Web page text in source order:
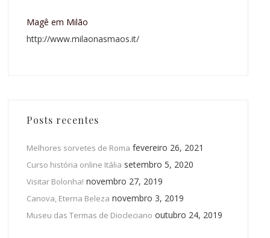
Magê em Milão
http://www.milaonasmaos.it/
Posts recentes
Melhores sorvetes de Roma fevereiro 26, 2021
Curso história online Itália setembro 5, 2020
Visitar Bolonha! novembro 27, 2019
Canova, Eterna Beleza novembro 3, 2019
Museu das Termas de Diocleciano outubro 24, 2019